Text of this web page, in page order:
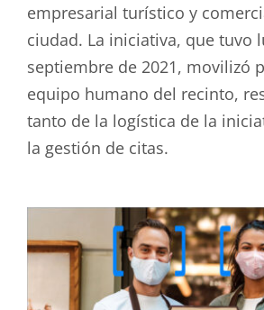
empresarial turístico y
ciudad. La iniciativa, que tuvo
septiembre de 2021, movilizó
equipo humano del recinto,
tanto de la logística de la
la gestión de citas.